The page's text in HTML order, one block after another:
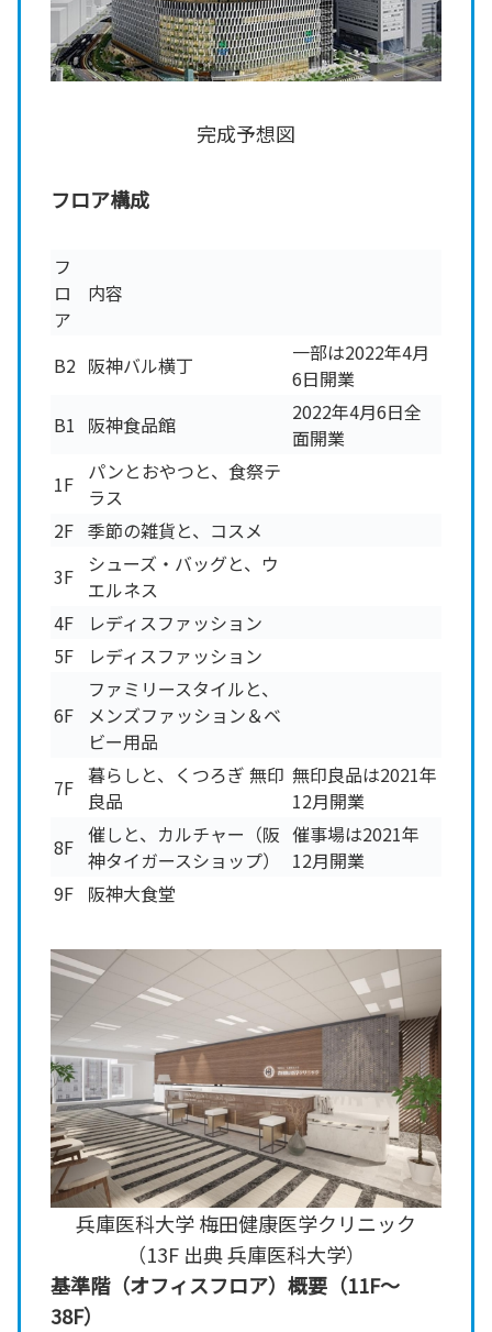
完成予想図
フロア構成
フ
ロ
ア
内容
B2 阪神バル横丁
一部は2022年4月
6日開業
B1 阪神食品館
2022年4月6日全
面開業
1F パンとおやつと、食祭テ
ラス
2F 季節の雑貨と、コスメ
3F
シューズ・バッグと、ウ
エルネス
4F
レディスファッション
5F
レディスファッション
6F
ファミリースタイルと、
メンズファッション＆ベ
ビー用品
7F 暮らしと、くつろぎ 無印
良品
無印良品は2021年
12月開業
8F 催しと、カルチャー（阪
神タイガースショップ）
催事場は2021年
12月開業
9F 阪神大食堂
兵庫医科大学 梅田健康医学クリニック
（13F 出典 兵庫医科大学）
基準階（オフィスフロア）概要（11F～
38F）